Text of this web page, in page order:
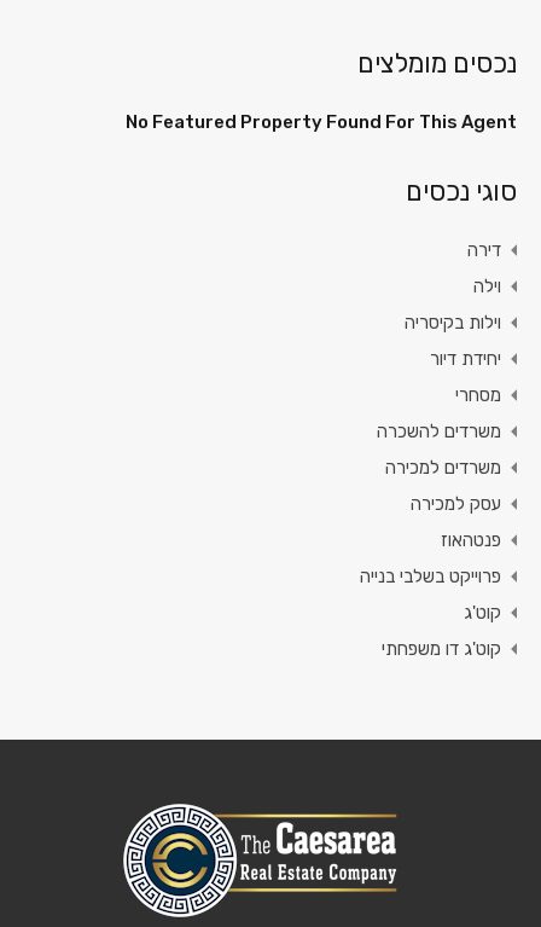
סוגי נכסים
דירה
וילה
וילות בקיסריה
יחידת דיור
מסחרי
משרדים להשכרה
משרדים למכירה
עסק למכירה
פנטהאוז
פרוייקט בשלבי בנייה
קוט'ג
קוט'ג דו משפחתי
נכסים מומלצים
No Featured Property Found For This Agent